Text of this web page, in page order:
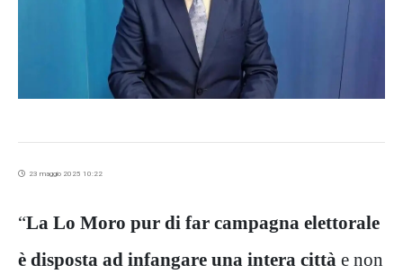
23 maggio 2025 10:22
“La Lo Moro pur di far campagna elettorale
è disposta ad infangare una intera città e non